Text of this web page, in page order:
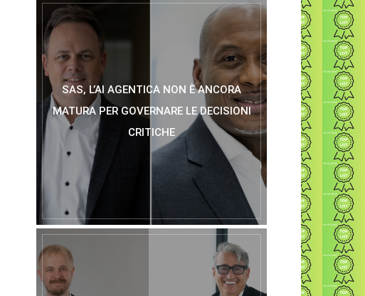
SAS, L’AI AGENTICA NON È ANCORA
MATURA PER GOVERNARE LE DECISIONI
CRITICHE